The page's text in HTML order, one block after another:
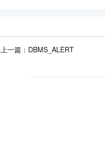
上一篇： DBMS_ALERT